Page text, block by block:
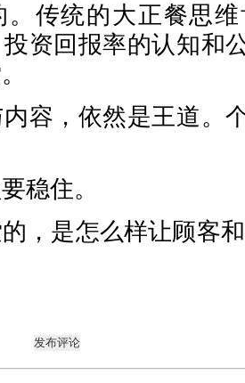
。传统的大正餐思
资回报率的认知和
，依然是王道。
住。
是怎么样让顾客和
发布评论